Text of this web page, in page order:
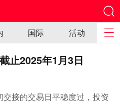
国际 活动
止2025年1月3日
交接的交易日平稳度过，投资